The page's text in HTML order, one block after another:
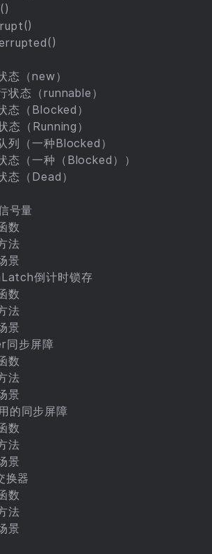
态（new）
状态（runnable）
态（Blocked）
态（Running）
列（一种Blocked）
态（一种（Blocked））
态（Dead）
号量
数
法
景
倒计时锁存
数
法
景
同步屏障
数
法
景
的同步屏障
数
法
景
换器
数
法
景